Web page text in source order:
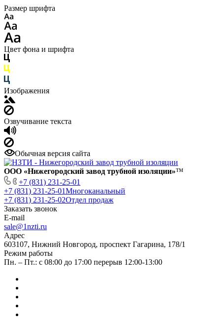
Размер шрифта
Цвет фона и шрифта
Изображения
Озвучивание текста
Обычная версия сайта
ООО «Нижегородский завод трубной изоляции»™
+7 (831) 231-25-01
+7 (831) 231-25-01Многоканальный
+7 (831) 231-25-02Отдел продаж
Заказать звонок
E-mail
sale@1nzti.ru
Адрес
603107, Нижний Новгород, проспект Гагарина, 178/1
Режим работы
Пн. – Пт.: с 08:00 до 17:00 перерыв 12:00-13:00